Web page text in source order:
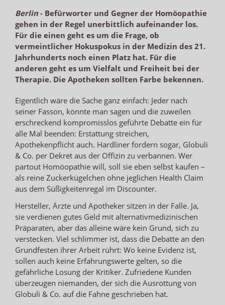
Berlin- Befürworter und Gegner der Homöopathie
gehen in der Regel unerbittlich aufeinander los.
Für die einen geht es um die Frage, ob
vermeintlicher Hokuspokus in der Medizin des 21.
Jahrhunderts noch einen Platz hat. Für die
anderen geht es um Vielfalt und Freiheit bei der
Therapie. Die Apotheken sollten Farbe bekennen.
Eigentlich wäre die Sache ganz einfach: Jeder nach
seiner Fasson, könnte man sagen und die zuweilen
erschreckend kompromisslos geführte Debatte ein für
alle Mal beenden: Erstattung streichen,
Apothekenpflicht auch. Hardliner fordern sogar, Globuli
& Co. per Dekret aus der Offizin zu verbannen. Wer
partout Homöopathie will, soll sie eben selbst kaufen –
als reine Zuckerkügelchen ohne jeglichen Health Claim
aus dem Süßigkeitenregal im Discounter.
Hersteller, Ärzte und Apotheker sitzen in der Falle. Ja,
sie verdienen gutes Geld mit alternativmedizinischen
Präparaten, aber das alleine wäre kein Grund, sich zu
verstecken. Viel schlimmer ist, dass die Debatte an den
Grundfesten ihrer Arbeit rührt: Wo keine Evidenz ist,
sollen auch keine Erfahrungswerte gelten, so die
gefährliche Losung der Kritiker. Zufriedene Kunden
überzeugen niemanden, der sich die Ausrottung von
Globuli & Co. auf die Fahne geschrieben hat.